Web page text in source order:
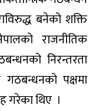
बनेको शक्ति
राजनीतिक
निरन्तरता
पक्षमा
गरेका थिए ।